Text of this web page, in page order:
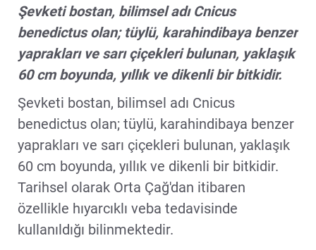
Şevketi bostan, bilimsel adı Cnicus
benedictus olan; tüylü, karahindibaya benzer
yaprakları ve sarı çiçekleri bulunan, yaklaşık
60 cm boyunda, yıllık ve dikenli bir bitkidir.
Şevketi bostan, bilimsel adı Cnicus
benedictus olan; tüylü, karahindibaya benzer
yaprakları ve sarı çiçekleri bulunan, yaklaşık
60 cm boyunda, yıllık ve dikenli bir bitkidir.
Tarihsel olarak Orta Çağ'dan itibaren
özellikle hıyarcıklı veba tedavisinde
kullanıldığı bilinmektedir.